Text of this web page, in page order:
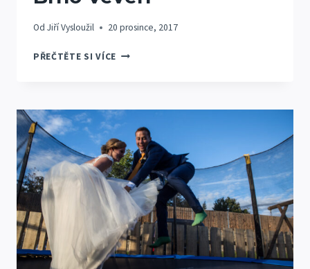
Od Jiří Vysloužil 20 prosince, 2017
PŘEČTĚTE SI VÍCESVATBA
BRNO
VEVEŘÍ